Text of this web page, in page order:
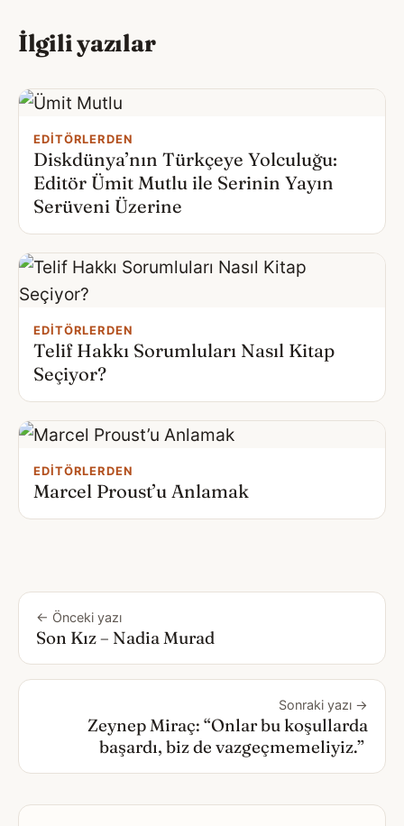
İlgili yazılar
EDITÖRLERDEN
Diskdünya’nın Türkçeye Yolculuğu:
Editör Ümit Mutlu ile Serinin Yayın
Serüveni Üzerine
EDITÖRLERDEN
Telif Hakkı Sorumluları Nasıl Kitap
Seçiyor?
EDITÖRLERDEN
Marcel Proust’u Anlamak
← Önceki yazı
Son Kız – Nadia Murad
Sonraki yazı →
Zeynep Miraç: “Onlar bu koşullarda
başardı, biz de vazgeçmemeliyiz.”